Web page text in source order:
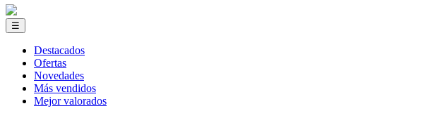
☰
Destacados
Ofertas
Novedades
Más vendidos
Mejor valorados